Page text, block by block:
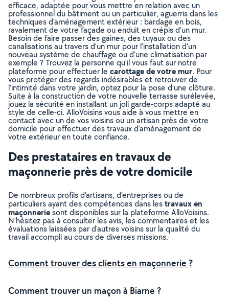
efficace, adaptée pour vous mettre en relation avec un
professionnel du bâtiment ou un particulier, aguerris dans les
techniques d’aménagement extérieur : bardage en bois,
ravalement de votre façade ou enduit en crépis d’un mur.
Besoin de faire passer des gaines, des tuyaux ou des
canalisations au travers d’un mur pour l’installation d’un
nouveau système de chauffage ou d’une climatisation par
exemple ? Trouvez la personne qu’il vous faut sur notre
plateforme pour effectuer le carottage de votre mur. Pour
vous protéger des regards indésirables et retrouver de
l’intimité dans votre jardin, optez pour la pose d’une clôture.
Suite à la construction de votre nouvelle terrasse surélevée,
jouez la sécurité en installant un joli garde-corps adapté au
style de celle-ci. AlloVoisins vous aide à vous mettre en
contact avec un de vos voisins ou un artisan près de votre
domicile pour effectuer des travaux d’aménagement de
votre extérieur en toute confiance.
Des prestataires en travaux de
maçonnerie près de votre domicile
De nombreux profils d’artisans, d’entreprises ou de
particuliers ayant des compétences dans lestravaux en
maçonneriesont disponibles sur la plateforme AlloVoisins.
N’hésitez pas à consulter les avis, les commentaires et les
évaluations laissées par d’autres voisins sur la qualité du
travail accompli au cours de diverses missions.
Comment trouver des clients en maçonnerie ?
Comment trouver un maçon à Biarne ?